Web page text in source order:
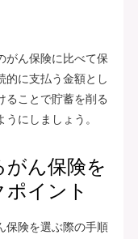
がん保険に比べて保
的に支払う金額とし
ることで貯蓄を削る
にしましょう。
ん保険を
イント
保険を選ぶ際の手順